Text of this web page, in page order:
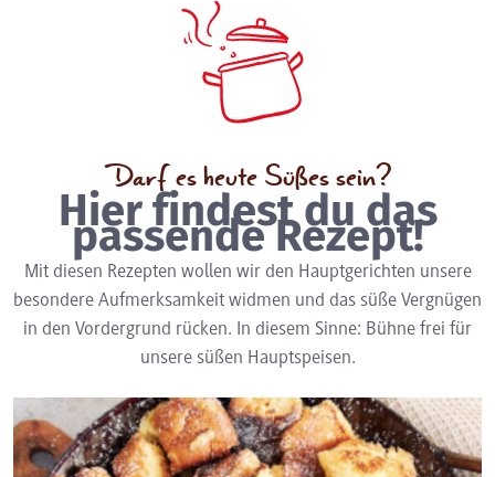
Darf es heute Süßes sein?
Hier findest du das
passende Rezept!
Mit diesen Rezepten wollen wir den Hauptgerichten unsere
besondere Aufmerksamkeit widmen und das süße Vergnügen
in den Vordergrund rücken. In diesem Sinne: Bühne frei für
unsere süßen Hauptspeisen.